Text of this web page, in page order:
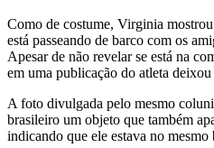
Como de costume, Virginia
está passeando de barco com os
Apesar de não revelar se está na
em uma publicação do atleta deixou
A foto divulgada pelo mesmo
brasileiro um objeto que também
indicando que ele estava no mesmo